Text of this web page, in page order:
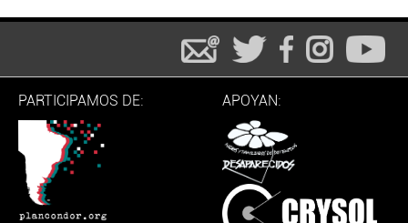
PARTICIPAMOS DE: APOYAN: